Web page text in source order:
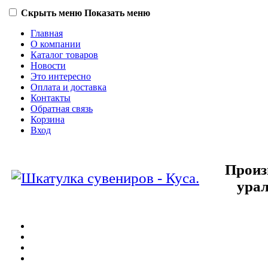
Скрыть меню Показать меню
Главная
О компании
Каталог товаров
Новости
Это интересно
Оплата и доставка
Контакты
Обратная связь
Корзина
Вход